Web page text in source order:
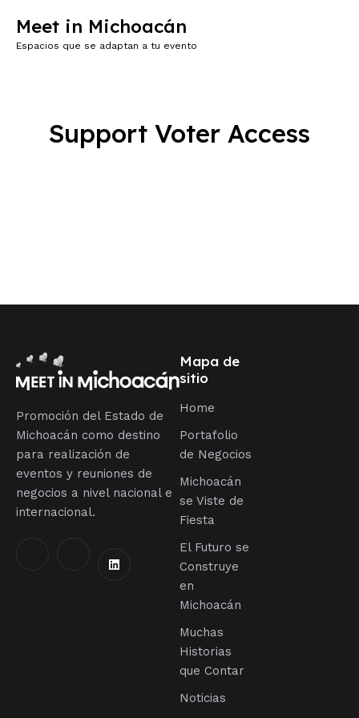
Meet in Michoacán
Espacios que se adaptan a tu evento
Support Voter Access
Promoción del Estado de
Michoacán como destino
para realización de
eventos y reuniones de
negocios a nivel nacional e
internacional.
Mapa de
sitio
Home
Portafolio
de Negocios
Michoacán
se Viste de
Fiesta
El Futuro se
Construye
en
Michoacán
Muchas
Historias
que Contar
Noticias